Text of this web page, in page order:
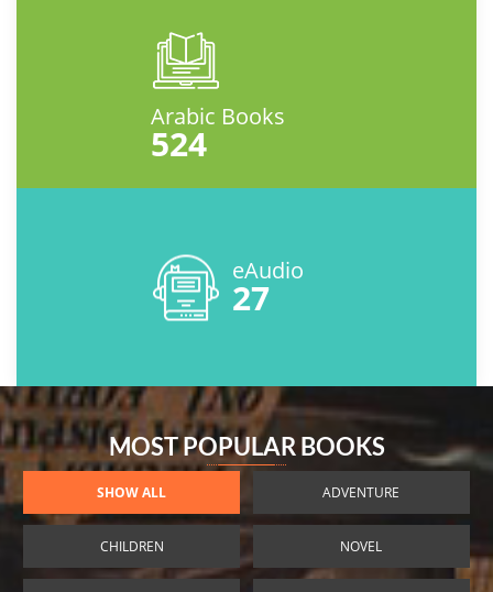
Arabic Books
524
eAudio
27
MOST POPULAR BOOKS
SHOW ALL ADVENTURE
CHILDREN NOVEL